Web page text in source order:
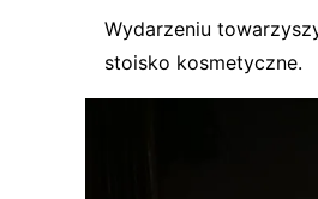
Wydarzeniu
stoisko kosmetyczne.